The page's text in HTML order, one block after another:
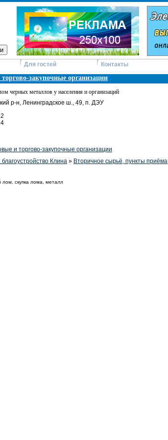
Для гостей Контакты
закупочные организации
черных металлов у населения и организаций
р-н, Ленинградское ш., 49, п. ДЭУ
и торгово-закупочные организации
Клина » Вторичное сырьё, пункты приёма
лом, скупка лома, металл